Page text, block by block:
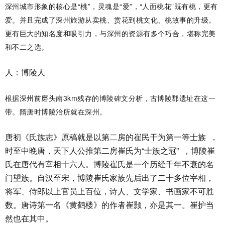
深州城市形象的核心是“桃”，灵魂是“爱”，“人面桃花”既有桃，更有
爱。并且完成了深州旅游从卖桃、赏花到桃文化、桃故事的升级。
更有巨大的知名度和吸引力，与深州的资源有多个巧合，堪称完美
和不二之选。
人：博陵人
根据深州前磨头南3km残存的博陵碑文分析，古博陵郡遗址在这一
带。隋唐时博陵治所就在深州。
唐初《氏族志》原稿就是以第二房的崔民干为第一等士族 ，
时至中晚唐，天下人公推第二房崔氏为“士族之冠” ，博陵崔
氏在唐代有宰相十六人。博陵崔氏是一个历经千年不衰的名
门望族。自汉至宋，博陵崔氏家族先后出了二十多位宰相，
将军、侍郎以上官员上百位，诗人、文学家、书画家不可胜
数。唐诗第一名《黄鹤楼》的作者崔颢，亦是其一。崔护当
然也在其中。